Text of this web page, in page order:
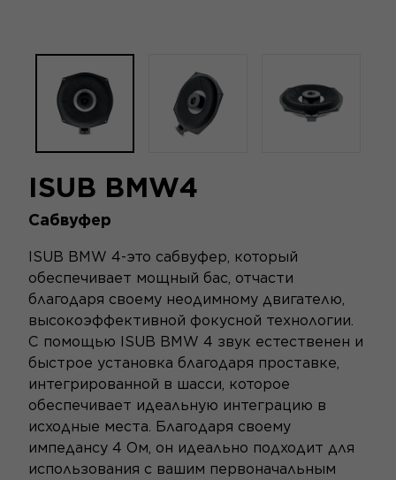
ISUB BMW4
Сабвуфер
ISUB BMW 4-это сабвуфер, который
обеспечивает мощный бас, отчасти
благодаря своему неодимному двигателю,
высокоэффективной фокусной технологии.
С помощью ISUB BMW 4 звук естественен и
быстрое установка благодаря проставке,
интегрированной в шасси, которое
обеспечивает идеальную интеграцию в
исходные места. Благодаря своему
импедансу 4 Ом, он идеально подходит для
использования с вашим первоначальным